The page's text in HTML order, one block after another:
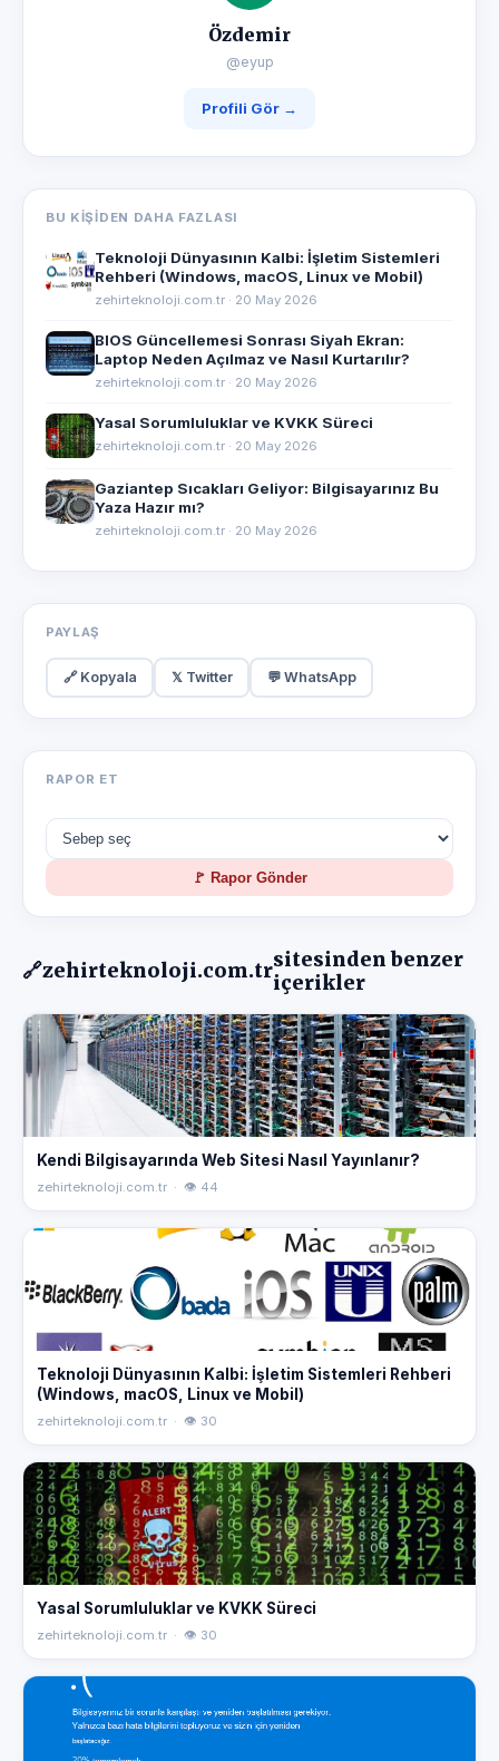
Özdemir
@eyup
Profili Gör →
BU KIŞIDEN DAHA FAZLASI
Teknoloji Dünyasının Kalbi: İşletim Sistemleri
Rehberi (Windows, macOS, Linux ve Mobil)
zehirteknoloji.com.tr · 20 May 2026
BIOS Güncellemesi Sonrası Siyah Ekran:
Laptop Neden Açılmaz ve Nasıl Kurtarılır?
zehirteknoloji.com.tr · 20 May 2026
Yasal Sorumluluklar ve KVKK Süreci
zehirteknoloji.com.tr · 20 May 2026
Gaziantep Sıcakları Geliyor: Bilgisayarınız Bu
Yaza Hazır mı?
zehirteknoloji.com.tr · 20 May 2026
PAYLAŞ
🔗 Kopyala 𝕏 Twitter 💬 WhatsApp
RAPOR ET
🚩 Rapor Gönder
🔗zehirteknoloji.com.trsitesinden benzer
içerikler
Kendi Bilgisayarında Web Sitesi Nasıl Yayınlanır?
zehirteknoloji.com.tr · 👁 44
Teknoloji Dünyasının Kalbi: İşletim Sistemleri Rehberi
(Windows, macOS, Linux ve Mobil)
zehirteknoloji.com.tr · 👁 30
Yasal Sorumluluklar ve KVKK Süreci
zehirteknoloji.com.tr · 👁 30